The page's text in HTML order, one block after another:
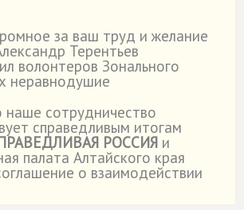
за ваш труд и желание
Терентьев
волонтеров Зонального
неравнодушие
наше сотрудничество
справедливым итогам
РОССИЯ и
палата Алтайского края
о взаимодействии